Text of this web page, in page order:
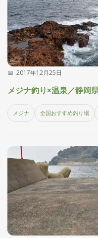
2017年12月25日
メジナ釣り×温泉／静岡
メジナ 全国おすすめ釣り場
せ